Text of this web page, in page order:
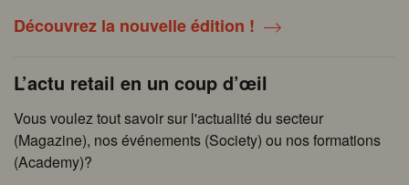
Découvrez la nouvelle édition !
L’actu retail en un coup d’œil
Vous voulez tout savoir sur l'actualité du secteur
(Magazine), nos événements (Society) ou nos formations
(Academy)?